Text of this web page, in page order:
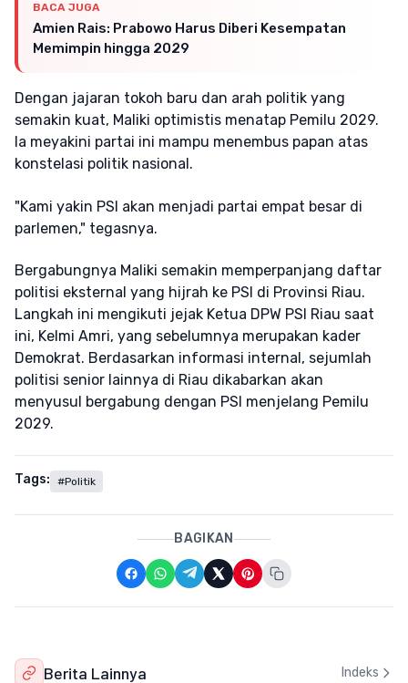
BACA JUGA
Amien Rais: Prabowo Harus Diberi Kesempatan
Memimpin hingga 2029
Dengan jajaran tokoh baru dan arah politik yang
semakin kuat, Maliki optimistis menatap Pemilu 2029.
Ia meyakini partai ini mampu menembus papan atas
konstelasi politik nasional.
"Kami yakin PSI akan menjadi partai empat besar di
parlemen," tegasnya.
Bergabungnya Maliki semakin memperpanjang daftar
politisi eksternal yang hijrah ke PSI di Provinsi Riau.
Langkah ini mengikuti jejak Ketua DPW PSI Riau saat
ini, Kelmi Amri, yang sebelumnya merupakan kader
Demokrat. Berdasarkan informasi internal, sejumlah
politisi senior lainnya di Riau dikabarkan akan
menyusul bergabung dengan PSI menjelang Pemilu
2029.
Tags: #Politik
BAGIKAN
Berita Lainnya Indeks